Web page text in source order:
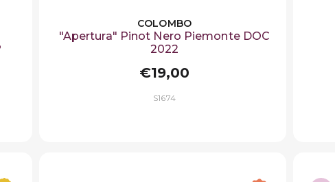
COLOMBO
"Apertura" Pinot Nero Piemonte DOC
2022
€19,00
S1674